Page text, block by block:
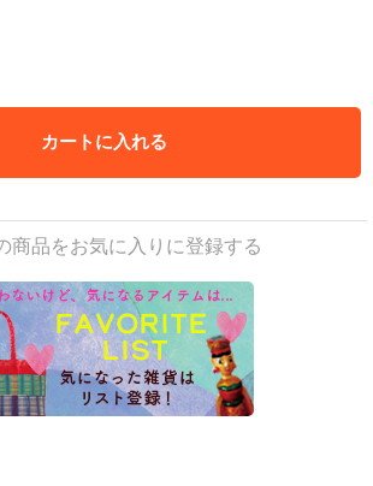
カートに入れる
商品をお気に入りに登録する